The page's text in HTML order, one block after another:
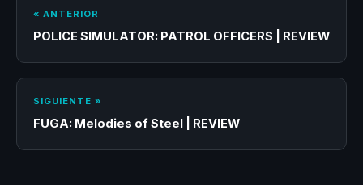
« ANTERIOR
POLICE SIMULATOR: PATROL OFFICERS | REVIEW
SIGUIENTE »
FUGA: Melodies of Steel | REVIEW